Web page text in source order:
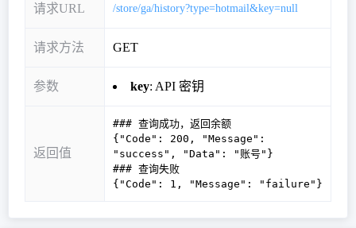
请求URL /store/ga/history?type=hotmail&key=null
请求方法 GET
参数 key: API 密钥
返回值
### 查询成功，返回余额
{"Code": 200, "Message":
"success", "Data": "账号"}
### 查询失败
{"Code": 1, "Message": "failure"}